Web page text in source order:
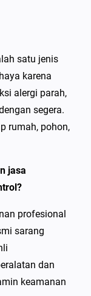
satu jenis
karena
alergi parah,
segera.
rumah, pohon,
jasa
profesional
sarang
dan
keamanan